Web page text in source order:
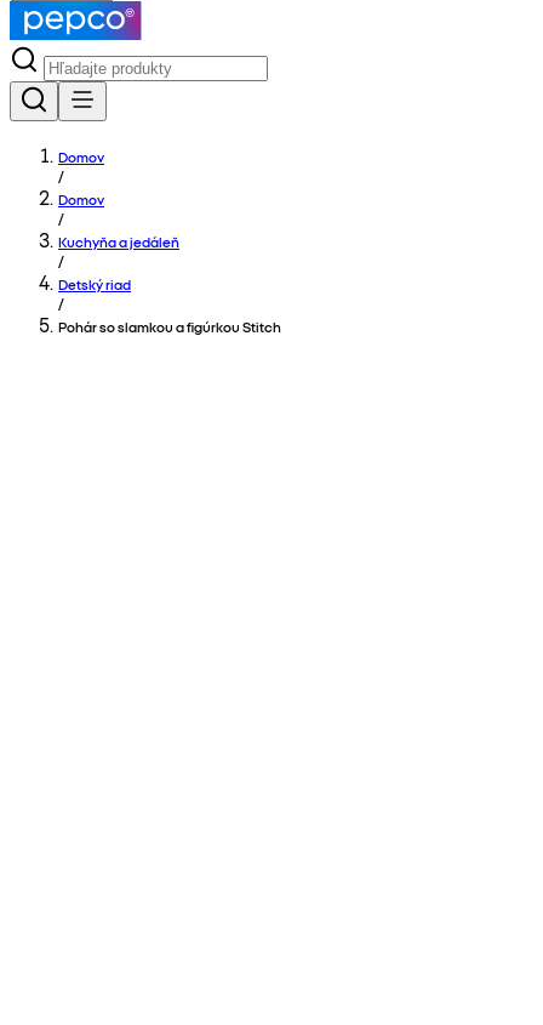
Domov
/
Domov
/
Kuchyňa a jedáleň
/
Detský riad
/
Pohár so slamkou a figúrkou Stitch